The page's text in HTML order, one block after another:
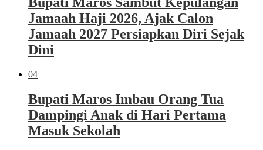
Jamaah Haji 2026, Ajak Calon
Jamaah 2027 Persiapkan Diri Sejak
Dini
04
Bupati Maros Imbau Orang Tua
Dampingi Anak di Hari Pertama
Masuk Sekolah